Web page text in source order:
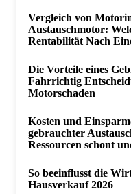
Vergleich von
Austauschmotor:
Rentabilität Nach
Die Vorteile eines
Fahrrichtig
Motorschaden
Kosten und
gebrauchter
Ressourcen schont
So beeinflusst die
Hausverkauf 2026